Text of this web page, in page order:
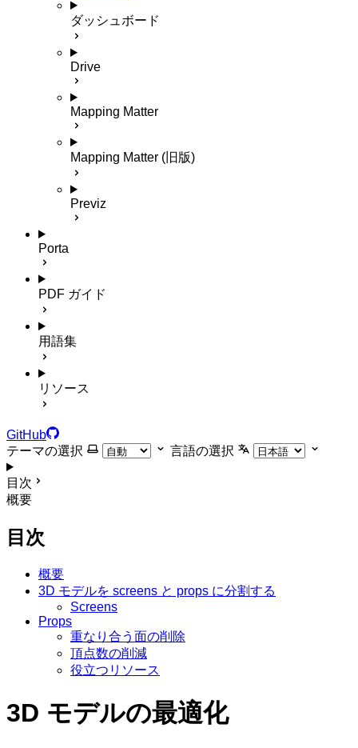
ダッシュボード
Drive
Mapping Matter
Mapping Matter (旧版)
Previz
Porta
PDF ガイド
用語集
リソース
GitHub
テーマの選択
言語の選択
目次
概要
目次
概要
3D モデルを screens と props に分割する
Screens
Props
重なり合う面の削除
頂点数の削減
役立つリソース
3D モデルの最適化